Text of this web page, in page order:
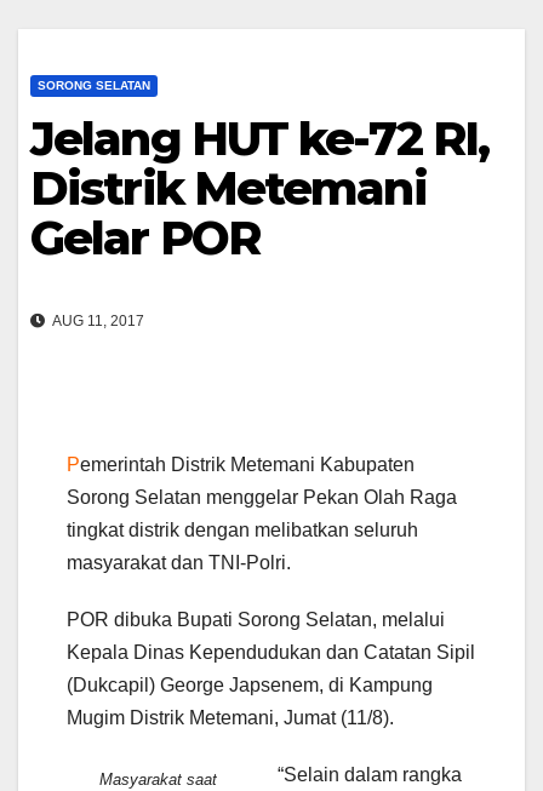
SORONG SELATAN
Jelang HUT ke-72 RI,
Distrik Metemani
Gelar POR
AUG 11, 2017
Pemerintah Distrik Metemani Kabupaten
Sorong Selatan menggelar Pekan Olah Raga
tingkat distrik dengan melibatkan seluruh
masyarakat dan TNI-Polri.
POR dibuka Bupati Sorong Selatan, melalui
Kepala Dinas Kependudukan dan Catatan Sipil
(Dukcapil) George Japsenem, di Kampung
Mugim Distrik Metemani, Jumat (11/8).
Masyarakat saat
“Selain dalam rangka